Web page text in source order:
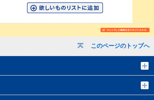
このページのトップへ